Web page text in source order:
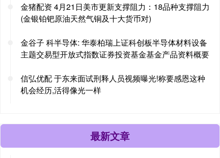
金猪配资 4月21日美市更新支撑阻力：18品种支撑阻力
(金银铂钯原油天然气铜及十大货币对)
金谷子 科半导体: 华泰柏瑞上证科创板半导体材料设备
主题交易型开放式指数证券投资基金基金产品资料概要
信弘优配 于东来面试刑释人员视频曝光!称要感恩这种
机会经历,活得像光一样
最新文章